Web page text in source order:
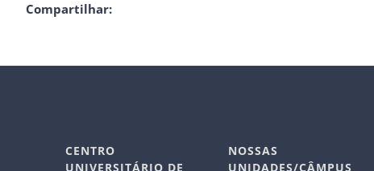
Compartilhar:
CENTRO
UNIVERSITÁRIO DE
NOSSAS
UNIDADES/CÂMPUS